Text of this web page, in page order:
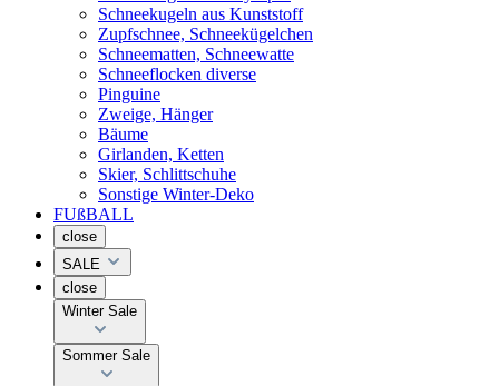
Schneekugeln aus Kunststoff
Zupfschnee, Schneekügelchen
Schneematten, Schneewatte
Schneeflocken diverse
Pinguine
Zweige, Hänger
Bäume
Girlanden, Ketten
Skier, Schlittschuhe
Sonstige Winter-Deko
FUßBALL
close
SALE
close
Winter Sale
Sommer Sale